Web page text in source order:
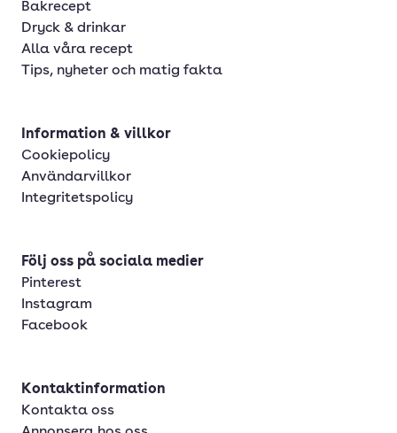
Bakrecept
Dryck & drinkar
Alla våra recept
Tips, nyheter och matig fakta
Information & villkor
Cookiepolicy
Användarvillkor
Integritetspolicy
Följ oss på sociala medier
Pinterest
Instagram
Facebook
Kontaktinformation
Kontakta oss